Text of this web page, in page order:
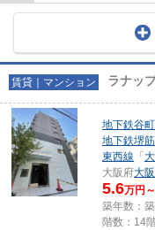
賃貸｜マンション ラナッ
地下鉄谷
地下鉄堺
東西線 「
大阪府大
5.6万円～
築年数：
階数：14